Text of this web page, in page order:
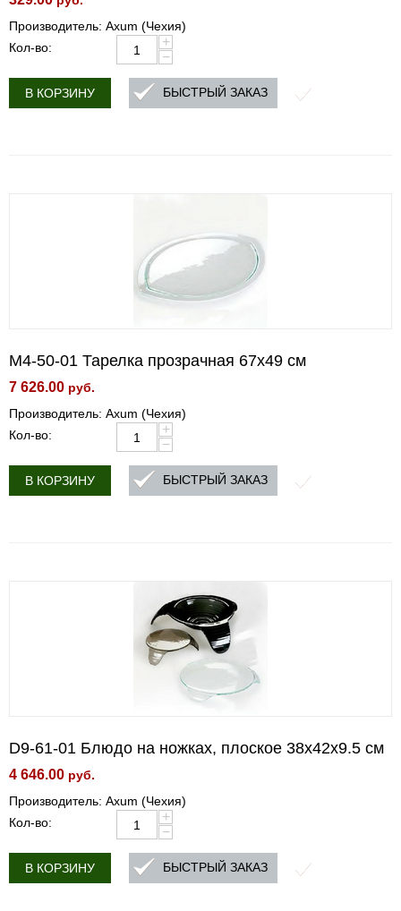
Производитель: Axum (Чехия)
Кол-во:
+
−
В КОРЗИНУ БЫСТРЫЙ ЗАКАЗ
M4-50-01 Тарелка прозрачная 67x49 см
7 626.00 руб.
Производитель: Axum (Чехия)
Кол-во:
+
−
В КОРЗИНУ БЫСТРЫЙ ЗАКАЗ
D9-61-01 Блюдо на ножках, плоское 38x42x9.5 см
4 646.00 руб.
Производитель: Axum (Чехия)
Кол-во:
+
−
В КОРЗИНУ БЫСТРЫЙ ЗАКАЗ